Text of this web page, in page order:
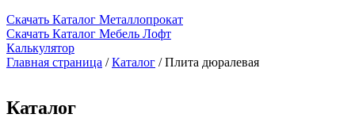
Скачать Каталог Металлопрокат
Скачать Каталог Мебель Лофт
Калькулятор
Главная страница /Каталог /Плита дюралевая
Каталог